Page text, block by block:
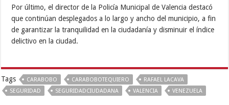
Por último, el director de la Policía Municipal de Valencia destacó
que continúan desplegados a lo largo y ancho del municipio, a fin
de garantizar la tranquilidad en la ciudadanía y disminuir el índice
delictivo en la ciudad.
Tags CARABOBO CARABOBOTEQUIERO
RAFAEL LACAVA
SEGURIDAD
SEGURIDADCIUDADANA VALENCIA VENEZUELA